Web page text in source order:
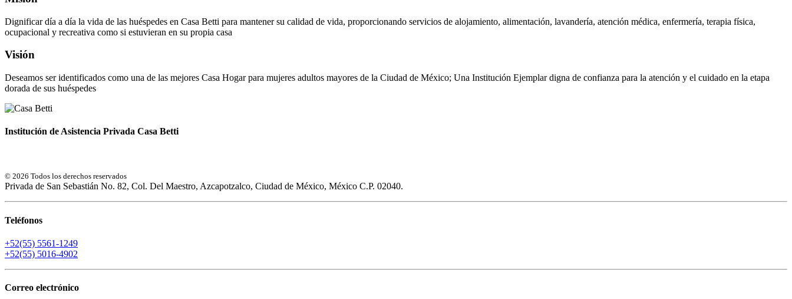
Dignificar día a día la vida de las huéspedes en Casa Betti para mantener su calidad de vida, proporcionando servicios de alojamiento, alimentación, lavandería, atención médica, enfermería, terapia física,
ocupacional y recreativa como si estuvieran en su propia casa
Visión
Deseamos ser identificados como una de las mejores Casa Hogar para mujeres adultos mayores de la Ciudad de México; Una Institución Ejemplar digna de confianza para la atención y el cuidado en la etapa
dorada de sus huéspedes
Institución de Asistencia Privada Casa Betti
© 2026 Todos los derechos reservados
Privada de San Sebastián No. 82, Col. Del Maestro, Azcapotzalco, Ciudad de México, México C.P. 02040.
Teléfonos
+52(55) 5561-1249
+52(55) 5016-4902
Correo electrónico